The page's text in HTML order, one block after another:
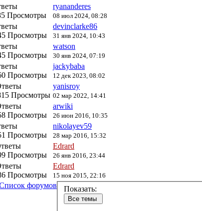
Просмотры
ryananderes
08 июл 2024, 08:28
Просмотры
devinclarke86
31 янв 2024, 10:43
Просмотры
watson
30 янв 2024, 07:19
Просмотры
jackybaba
12 дек 2023, 08:02
Просмотры
yanisroy
02 мар 2022, 14:41
Просмотры
arwiki
26 июн 2016, 10:35
Просмотры
nikolayev59
28 мар 2016, 15:32
Просмотры
Edrard
26 янв 2016, 23:44
Просмотры
Edrard
15 ноя 2015, 22:16
форумов Показать:
Все темы